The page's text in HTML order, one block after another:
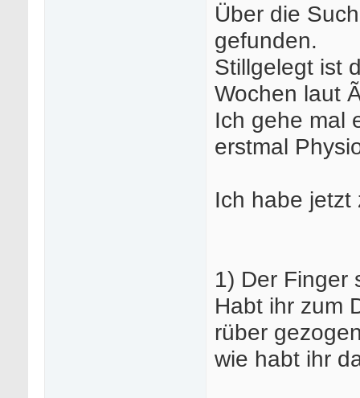
Über die
gefunden.
Stillgelegt ist
Wochen laut
Ich gehe mal
erstmal
Ich habe jetzt
1) Der Finger
Habt ihr zum
rüber
wie habt ihr